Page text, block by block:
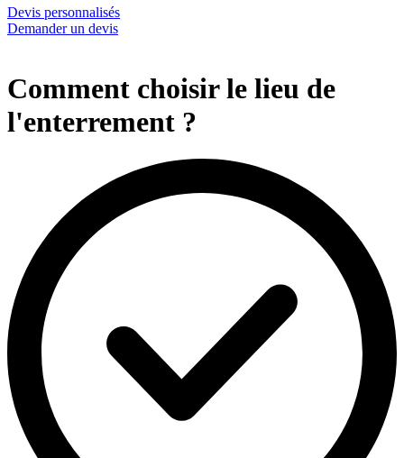
Devis personnalisés
Demander un devis
Comment choisir le lieu de
l'enterrement ?